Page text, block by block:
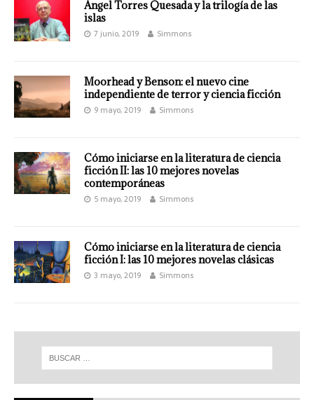
Ángel Torres Quesada y la trilogía de las
islas
7 junio, 2019 Simmons
Moorhead y Benson: el nuevo cine
independiente de terror y ciencia ficción
9 mayo, 2019 Simmons
Cómo iniciarse en la literatura de ciencia
ficción II: las 10 mejores novelas
contemporáneas
5 mayo, 2019 Simmons
Cómo iniciarse en la literatura de ciencia
ficción I: las 10 mejores novelas clásicas
3 mayo, 2019 Simmons